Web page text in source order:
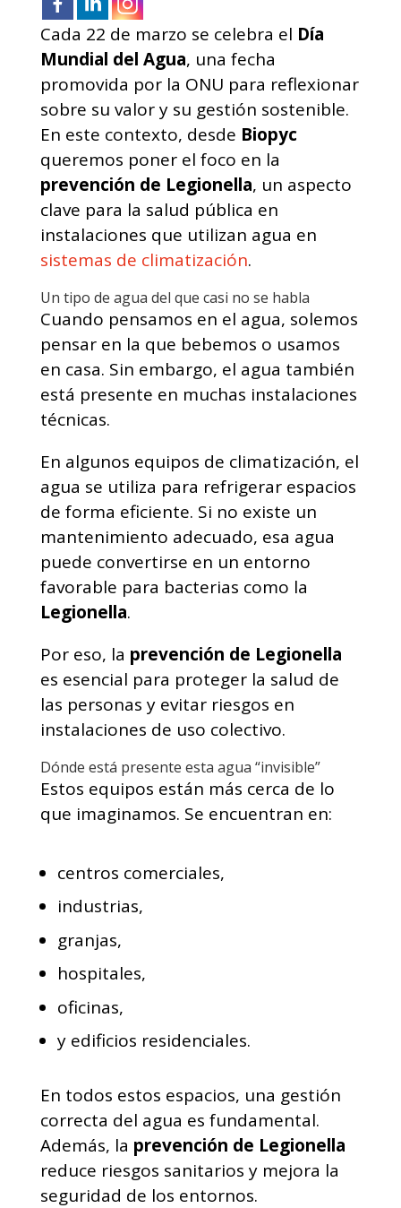
Cada 22 de marzo se celebra el Día
Mundial del Agua, una fecha
promovida por la ONU para reflexionar
sobre su valor y su gestión sostenible.
En este contexto, desde Biopyc
queremos poner el foco en la
prevención de Legionella, un aspecto
clave para la salud pública en
instalaciones que utilizan agua en
sistemas de climatización.
Un tipo de agua del que casi no se habla
Cuando pensamos en el agua, solemos
pensar en la que bebemos o usamos
en casa. Sin embargo, el agua también
está presente en muchas instalaciones
técnicas.
En algunos equipos de climatización, el
agua se utiliza para refrigerar espacios
de forma eficiente. Si no existe un
mantenimiento adecuado, esa agua
puede convertirse en un entorno
favorable para bacterias como la
Legionella.
Por eso, la prevención de Legionella
es esencial para proteger la salud de
las personas y evitar riesgos en
instalaciones de uso colectivo.
Dónde está presente esta agua “invisible”
Estos equipos están más cerca de lo
que imaginamos. Se encuentran en:
centros comerciales,
industrias,
granjas,
hospitales,
oficinas,
y edificios residenciales.
En todos estos espacios, una gestión
correcta del agua es fundamental.
Además, la prevención de Legionella
reduce riesgos sanitarios y mejora la
seguridad de los entornos.